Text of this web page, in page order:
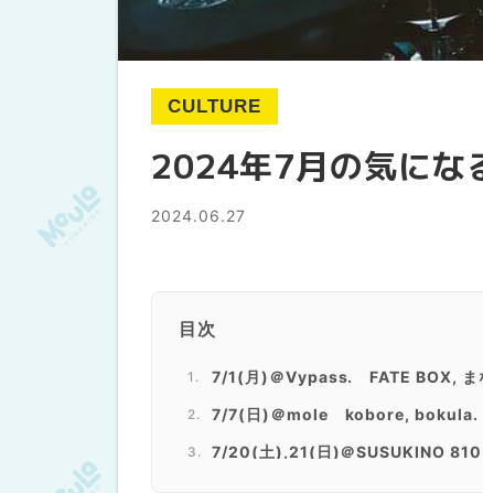
CULTURE
2024年7月の気にな
2024.06.27
目次
7/1(月)＠Vypass. FATE BOX, ま
7/7(日)＠mole kobore, bokula.
7/20(土),21(日)＠SUSUKINO